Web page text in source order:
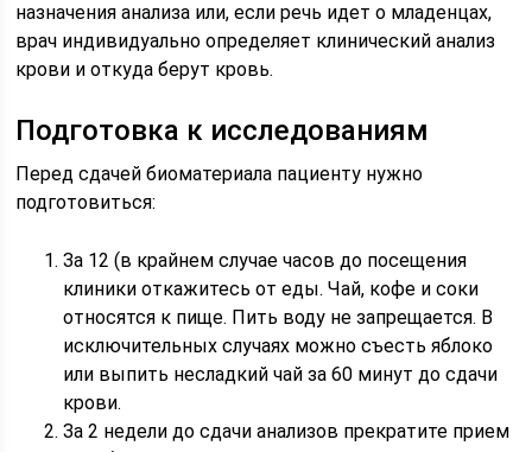
назначения анализа или, если речь идет о младенцах,
врач индивидуально определяет клинический анализ
крови и откуда берут кровь.
Подготовка к исследованиям
Перед сдачей биоматериала пациенту нужно
подготовиться:
За 12 (в крайнем случае часов до посещения
клиники откажитесь от еды. Чай, кофе и соки
относятся к пище. Пить воду не запрещается. В
исключительных случаях можно съесть яблоко
или выпить несладкий чай за 60 минут до сдачи
крови.
За 2 недели до сдачи анализов прекратите прием